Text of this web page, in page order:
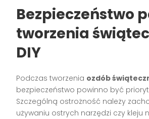
Bezpieczeństwo
tworzenia
DIY
Podczas tworzenia ozdób
bezpieczeństwo powinno być
Szczególną ostrożność należy
używaniu ostrych narzędzi czy kleju